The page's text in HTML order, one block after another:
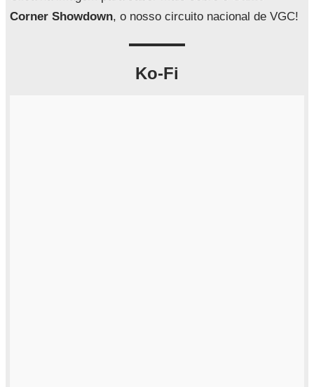
Corner Showdown, o nosso circuito nacional de VGC!
Ko-Fi